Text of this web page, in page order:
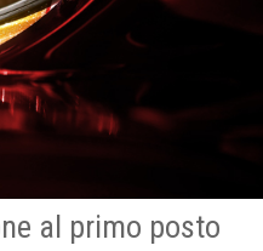
al primo posto